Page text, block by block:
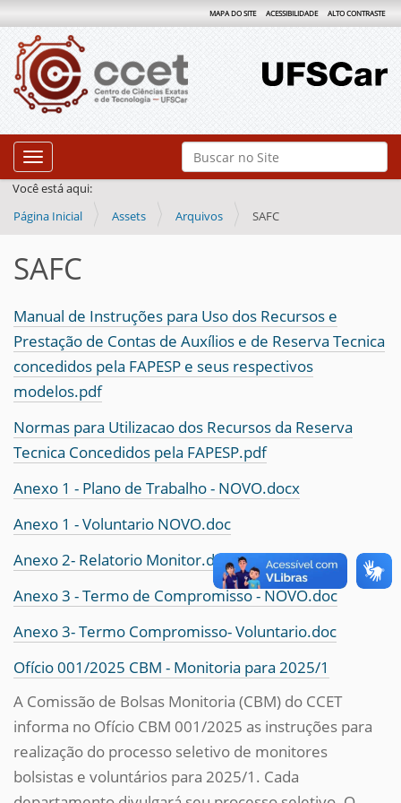
Busca
Busca Avançada…
MAPA DO SITE ACESSIBILIDADE ALTO CONTRASTE
Toggle navigation
Você está aqui:
Página Inicial
Assets Arquivos SAFC
SAFC
Manual de Instruções para Uso dos Recursos e
Prestação de Contas de Auxílios e de Reserva Tecnica
concedidos pela FAPESP e seus respectivos
modelos.pdf
Normas para Utilizacao dos Recursos da Reserva
Tecnica Concedidos pela FAPESP.pdf
Anexo 1 - Plano de Trabalho - NOVO.docx
Anexo 1 - Voluntario NOVO.doc
Anexo 2- Relatorio Monitor.docx
Anexo 3 - Termo de Compromisso - NOVO.doc
Anexo 3- Termo Compromisso- Voluntario.doc
Ofício 001/2025 CBM - Monitoria para 2025/1
A Comissão de Bolsas Monitoria (CBM) do CCET
informa no Ofício CBM 001/2025 as instruções para
realização do processo seletivo de monitores
bolsistas e voluntários para 2025/1. Cada